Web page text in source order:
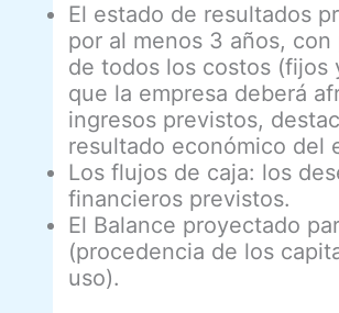
El estado de resultados
por al menos 3 años,
de todos los costos (fijos
que la empresa deberá
ingresos previstos,
resultado económico del
Los flujos de caja: los
financieros previstos.
El Balance proyectado
(procedencia de los
uso).